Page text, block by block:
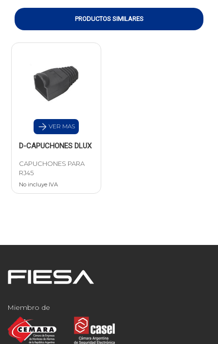
PRODUCTOS SIMILARES
VER MAS
D-CAPUCHONES DLUX
CAPUCHONES PARA
RJ45
No incluye IVA
Miembro de